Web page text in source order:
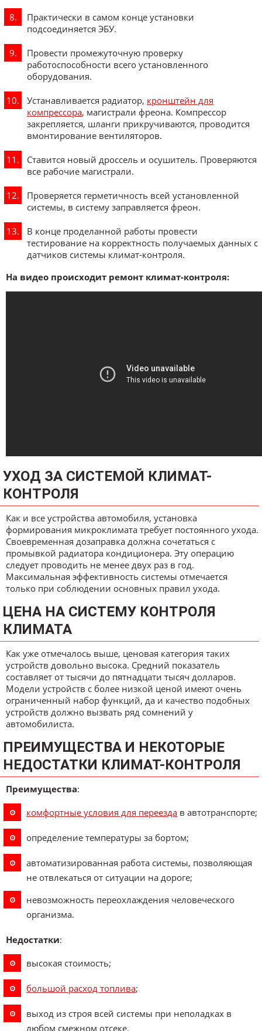
Практически в самом конце установки
подсоединяется ЭБУ.
Провести промежуточную проверку
работоспособности всего установленного
оборудования.
Устанавливается радиатор, кронштейн для
компрессора, магистрали фреона. Компрессор
закрепляется, шланги прикручиваются, проводится
вмонтирование вентиляторов.
Ставится новый дроссель и осушитель. Проверяются
все рабочие магистрали.
Проверяется герметичность всей установленной
системы, в систему заправляется фреон.
В конце проделанной работы провести
тестирование на корректность получаемых данных с
датчиков системы климат-контроля.
На видео происходит ремонт климат-контроля:
УХОД ЗА СИСТЕМОЙ КЛИМАТ-
КОНТРОЛЯ
Как и все устройства автомобиля, установка
формирования микроклимата требует постоянного ухода.
Своевременная дозаправка должна сочетаться с
промывкой радиатора кондиционера. Эту операцию
следует проводить не менее двух раз в год.
Максимальная эффективность системы отмечается
только при соблюдении основных правил ухода.
ЦЕНА НА СИСТЕМУ КОНТРОЛЯ
КЛИМАТА
Как уже отмечалось выше, ценовая категория таких
устройств довольно высока. Средний показатель
составляет от тысячи до пятнадцати тысяч долларов.
Модели устройств с более низкой ценой имеют очень
ограниченный набор функций, да и качество подобных
устройств должно вызвать ряд сомнений у
автомобилиста.
ПРЕИМУЩЕСТВА И НЕКОТОРЫЕ
НЕДОСТАТКИ КЛИМАТ-КОНТРОЛЯ
Преимущества:
комфортные условия для переезда в автотранспорте;
определение температуры за бортом;
автоматизированная работа системы, позволяющая
не отвлекаться от ситуации на дороге;
невозможность переохлаждения человеческого
организма.
Недостатки:
высокая стоимость;
большой расход топлива;
выход из строя всей системы при неполадках в
любом смежном отсеке.